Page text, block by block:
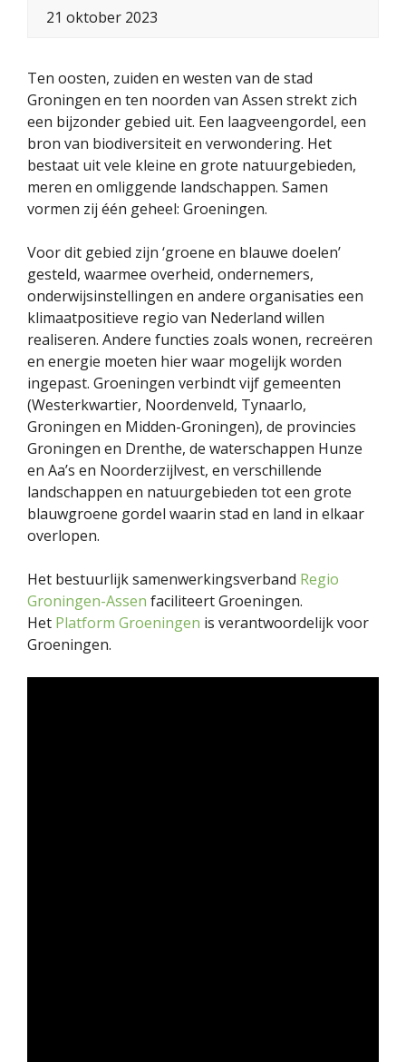
21 oktober 2023
Ten oosten, zuiden en westen van de stad
Groningen en ten noorden van Assen strekt zich
een bijzonder gebied uit. Een laagveengordel, een
bron van biodiversiteit en verwondering. Het
bestaat uit vele kleine en grote natuurgebieden,
meren en omliggende landschappen. Samen
vormen zij één geheel: Groeningen.
Voor dit gebied zijn ‘groene en blauwe doelen’
gesteld, waarmee overheid, ondernemers,
onderwijsinstellingen en andere organisaties een
klimaatpositieve regio van Nederland willen
realiseren. Andere functies zoals wonen, recreëren
en energie moeten hier waar mogelijk worden
ingepast. Groeningen verbindt vijf gemeenten
(Westerkwartier, Noordenveld, Tynaarlo,
Groningen en Midden-Groningen), de provincies
Groningen en Drenthe, de waterschappen Hunze
en Aa’s en Noorderzijlvest, en verschillende
landschappen en natuurgebieden tot een grote
blauwgroene gordel waarin stad en land in elkaar
overlopen.
Het bestuurlijk samenwerkingsverband Regio
Groningen-Assen faciliteert Groeningen.
Het Platform Groeningen is verantwoordelijk voor
Groeningen.